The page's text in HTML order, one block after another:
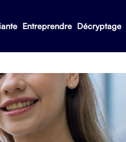
Entreprendre Décryptage